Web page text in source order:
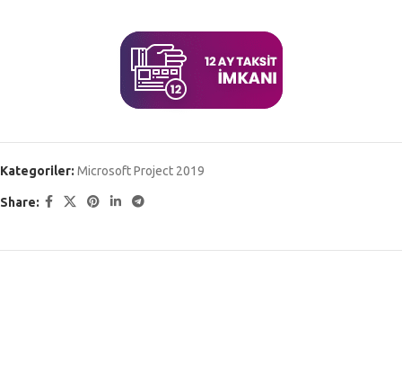
Kategoriler: Microsoft Project 2019
Share: